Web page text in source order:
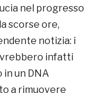
nel progresso
scorse ore,
notizia: i
infatti
un DNA
a rimuovere